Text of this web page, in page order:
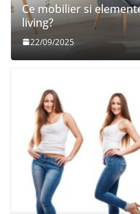
Ce mobilier si
living?
22/09/2025